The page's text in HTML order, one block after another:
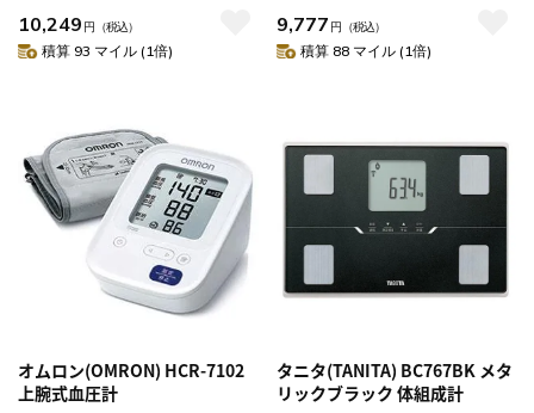
10,249 円 （税込）
積算 93 マイル (1倍)
9,777 円 （税込）
積算 88 マイル (1倍)
オムロン(OMRON) HCR-7102
上腕式血圧計
タニタ(TANITA) BC767BK メタ
リックブラック 体組成計